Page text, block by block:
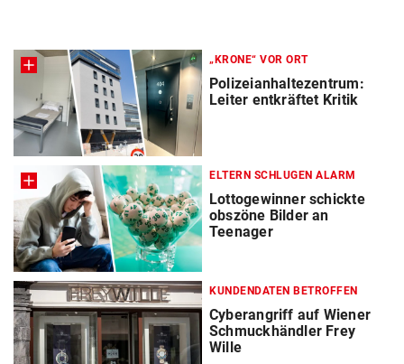
„KRONE“ VOR ORT
Polizeianhaltezentrum:
Leiter entkräftet Kritik
ELTERN SCHLUGEN ALARM
Lottogewinner schickte
obszöne Bilder an
Teenager
KUNDENDATEN BETROFFEN
Cyberangriff auf Wiener
Schmuckhändler Frey
Wille